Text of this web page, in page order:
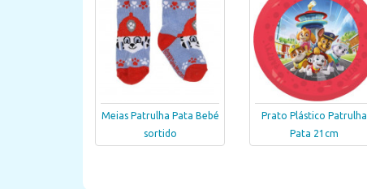
Meias Patrulha Pata Bebé
sortido
Prato Plástico Patrulha
Pata 21cm